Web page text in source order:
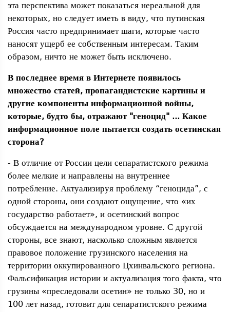
эта перспектива может показаться нереальной для
некоторых, но следует иметь в виду, что путинская
Россия часто предпринимает шаги, которые часто
наносят ущерб ее собственным интересам. Таким
образом, ничто не может быть исключено.
В последнее время в Интернете появилось
множество статей, пропагандистские картины и
другие компоненты информационной войны,
которые, будто бы, отражают "геноцид" ... Какое
информационное поле пытается создать осетинская
сторона?
- В отличие от России цели сепаратистского режима
более мелкие и направлены на внутреннее
потребление. Актуализируя проблему “геноцида”, с
одной стороны, они создают ощущение, что «их
государство работает», и осетинский вопрос
обсуждается на международном уровне. С другой
стороны, все знают, насколько сложным является
правовое положение грузинского населения на
территории оккупированного Цхинвальского региона.
Фальсификация истории и актуализация того факта, что
грузины «преследовали осетин» не только 30, но и
100 лет назад, готовит для сепаратистского режима